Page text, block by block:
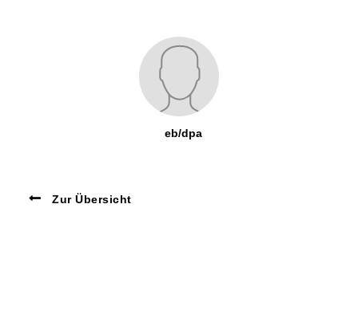
eb/dpa
Zur Übersicht